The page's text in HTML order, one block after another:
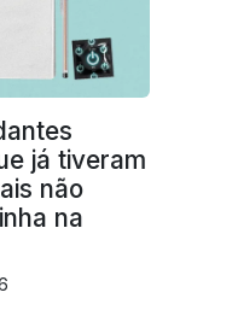
já tiveram
não
na